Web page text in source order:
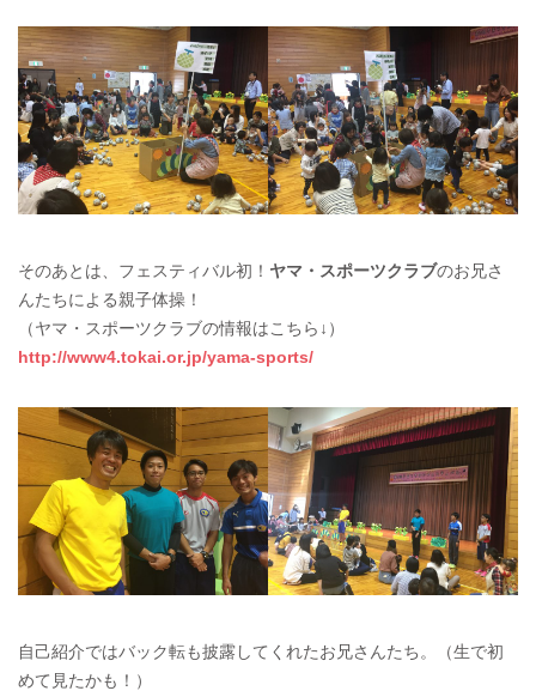
そのあとは、フェスティバル初！ ヤマ・スポーツクラブのお兄さ
んたちによる親子体操！
（ヤマ・スポーツクラブの情報はこちら↓）
http://www4.tokai.or.jp/yama-sports/
自己紹介ではバック転も披露してくれたお兄さんたち。（生で初
めて見たかも！）